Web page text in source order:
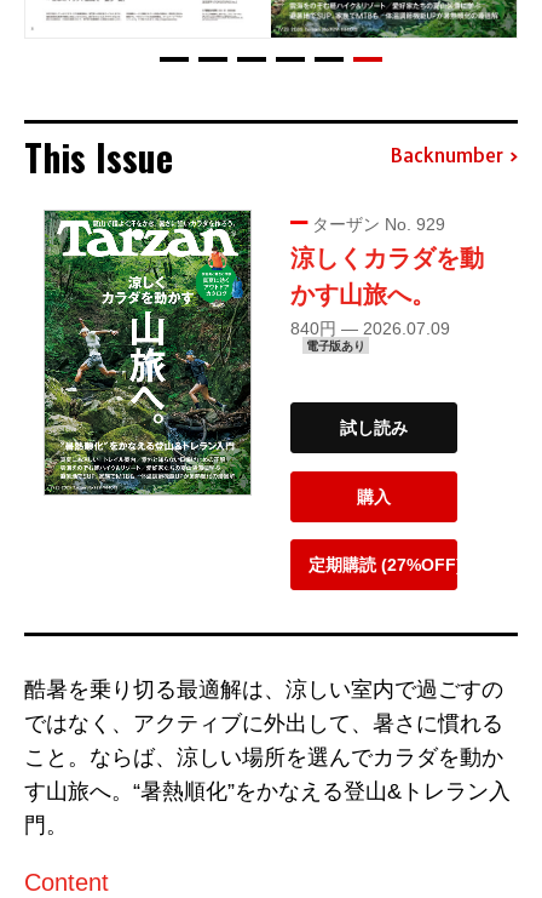
This Issue Backnumber
ターザン No. 929
涼しくカラダを動
かす山旅へ。
840円 — 2026.07.09
電子版あり
試し読み
購入
定期購読 (27%OFF)
酷暑を乗り切る最適解は、涼しい室内で過ごすの
ではなく、アクティブに外出して、暑さに慣れる
こと。ならば、涼しい場所を選んでカラダを動か
す山旅へ。“暑熱順化”をかなえる登山&トレラン入
門。
Content